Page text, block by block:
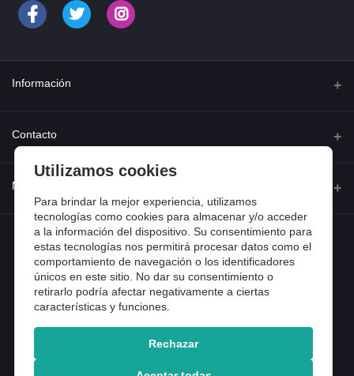
Información
Quienes somos
Preguntas frecuentes
Entradas de blog
Contacto
Calle Ferraz 42, Madrid
Teléfono
918 13 81 81
Email
info@tiendental.com
Mi cuenta
Iniciar sesión
Historial de pedidos
Mi lista de compra
Copyright 2025 © TienDental productos dentales, S.L..
Utilizamos cookies
Para brindar la mejor experiencia, utilizamos
tecnologías como cookies para almacenar y/o acceder
a la información del dispositivo. Su consentimiento para
estas tecnologías nos permitirá procesar datos como el
comportamiento de navegación o los identificadores
únicos en este sitio. No dar su consentimiento o
retirarlo podría afectar negativamente a ciertas
características y funciones.
Rechazar